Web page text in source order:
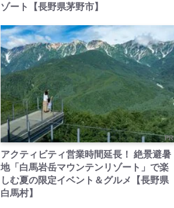
ゾート【長野県茅野市】
PR
アクティビティ営業時間延長！ 絶景避暑
地「白馬岩岳マウンテンリゾート」で楽
しむ夏の限定イベント＆グルメ【長野県
白馬村】